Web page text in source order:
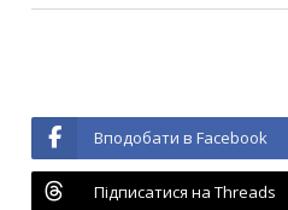
Вподобати в Facebook
Підписатися на Threads